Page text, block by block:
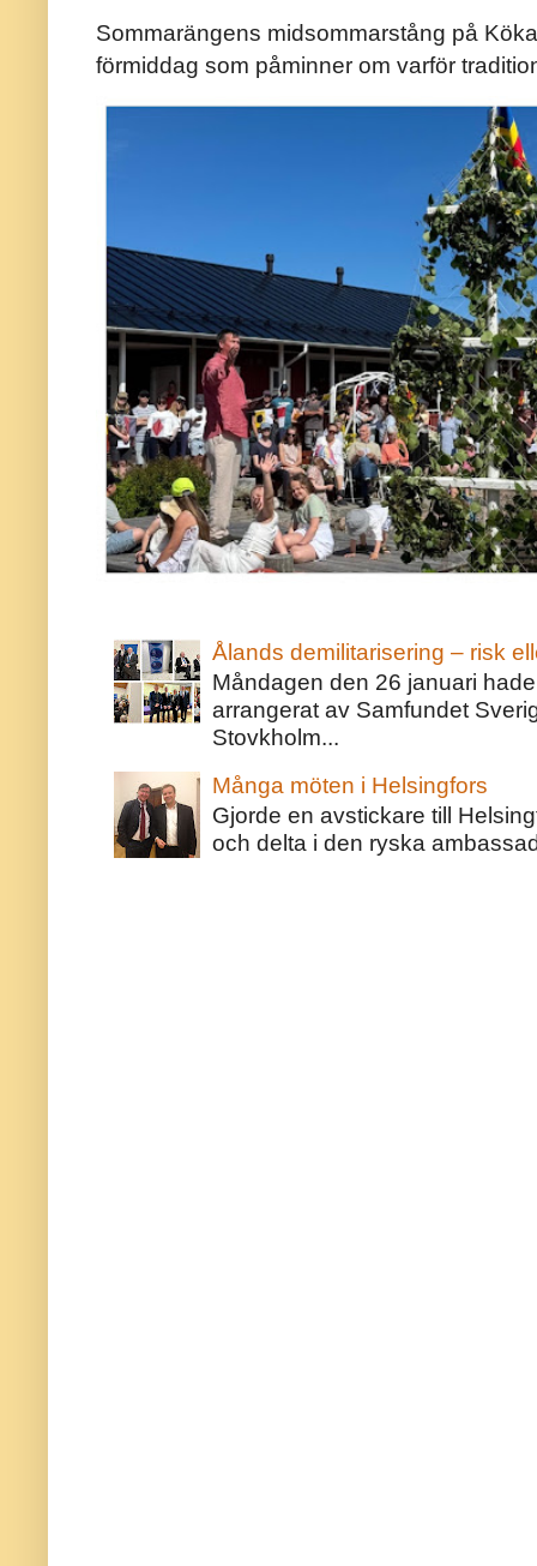
Sommarängens midsommarstång på
förmiddag som påminner om varför
Ålands demilitarisering – risk
Måndagen den 26 januari
arrangerat av Samfundet
Stovkholm...
Många möten i Helsingfors
Gjorde en avstickare till
och delta i den ryska